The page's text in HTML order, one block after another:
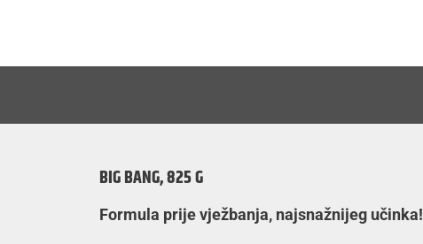
BIG BANG, 825 G
Formula prije vježbanja, najsnažnijeg učinka!